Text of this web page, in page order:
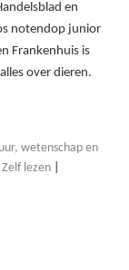
en
notendop junior
Frankenhuis is
over dieren.
wetenschap en
Zelf lezen